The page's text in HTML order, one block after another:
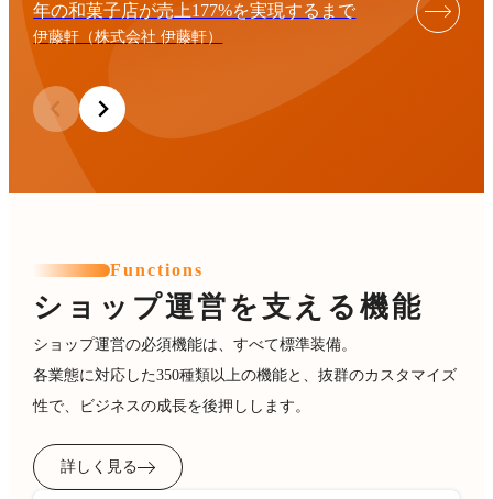
年の和菓子店が売上177%を実現するまで
伊藤軒（株式会社 伊藤軒）
Functions
ショップ運営を支える機能
ショップ運営の必須機能は、すべて標準装備。
各業態に対応した350種類以上の機能と、抜群のカスタマイズ
性で、ビジネスの成長を後押しします。
詳しく見る